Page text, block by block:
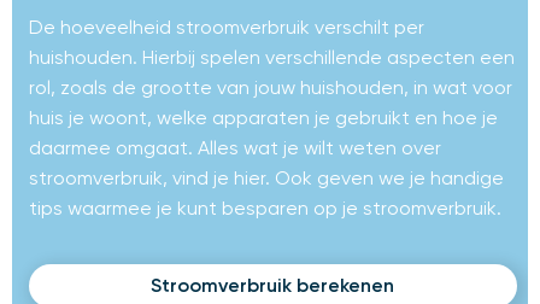
De hoeveelheid stroomverbruik verschilt per
huishouden. Hierbij spelen verschillende aspecten een
rol, zoals de grootte van jouw huishouden, in wat voor
huis je woont, welke apparaten je gebruikt en hoe je
daarmee omgaat. Alles wat je wilt weten over
stroomverbruik, vind je hier. Ook geven we je handige
tips waarmee je kunt besparen op je stroomverbruik.
Stroomverbruik berekenen